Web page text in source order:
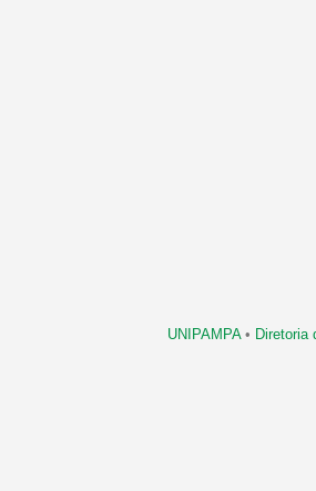
UNIPAMPA• Diretoria